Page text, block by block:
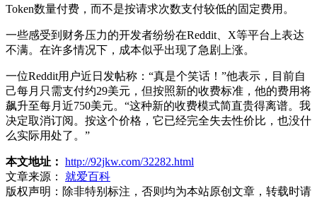
Token数量付费，而不是按请求次数支付较低的固定费用。
一些感受到财务压力的开发者纷纷在Reddit、X等平台上表达
不满。在许多情况下，成本似乎出现了急剧上涨。
一位Reddit用户近日发帖称：“真是个笑话！”他表示，目前自
己每月只需支付约29美元，但按照新的收费标准，他的费用将
飙升至每月近750美元。“这种新的收费模式简直贵得离谱。我
决定取消订阅。按这个价格，它已经完全失去性价比，也没什
么实际用处了。”
本文地址： http://92jkw.com/32282.html
文章来源：
就爱百科
版权声明： 除非特别标注，否则均为本站原创文章，转载时请